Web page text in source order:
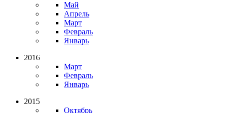
Май
Апрель
Март
Февраль
Январь
2016
Март
Февраль
Январь
2015
Октябрь